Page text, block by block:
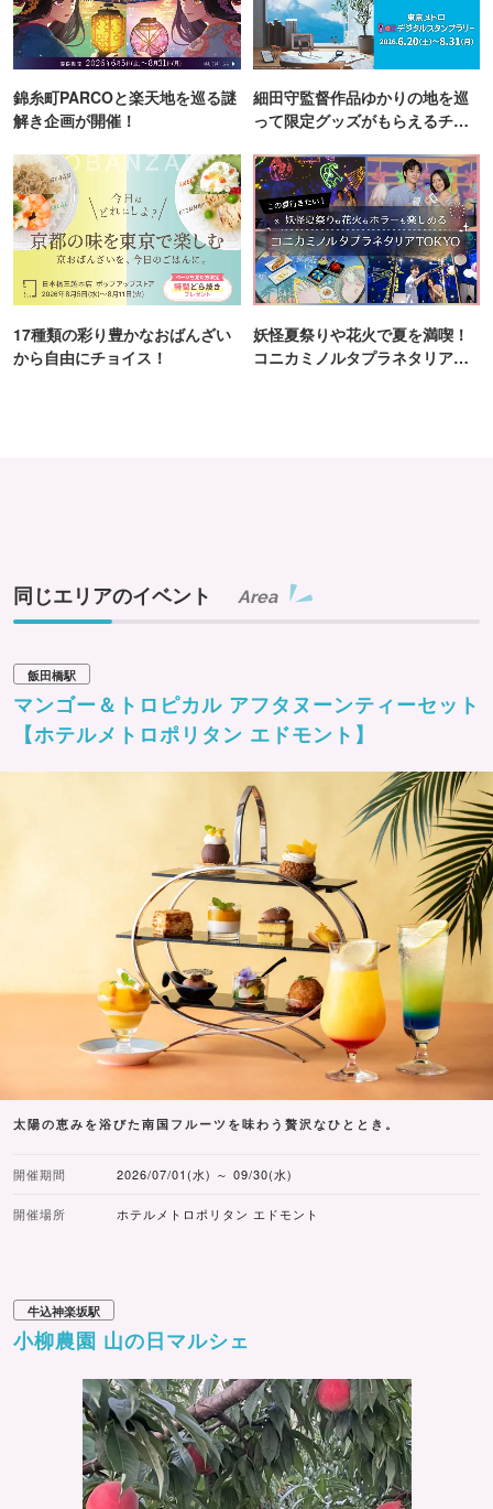
錦糸町PARCOと楽天地を巡る謎
解き企画が開催！
細田守監督作品ゆかりの地を巡
って限定グッズがもらえるチャ
17種類の彩り豊かなおばんざい
から自由にチョイス！
妖怪夏祭りや花火で夏を満喫！
コニカミノルタプラネタリア
同じエリアのイベント Area
飯田橋駅
マンゴー＆トロピカル アフタヌーンティーセット
【ホテルメトロポリタン エドモント】
太陽の恵みを浴びた南国フルーツを味わう贅沢なひととき。
開催期間 2026/07/01(水) ～ 09/30(水)
開催場所 ホテルメトロポリタン エドモント
牛込神楽坂駅
小柳農園 山の日マルシェ